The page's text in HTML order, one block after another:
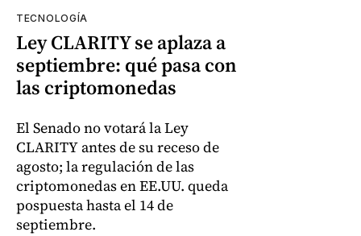
TECNOLOGÍA
Ley CLARITY se aplaza a
septiembre: qué pasa con
las criptomonedas
El Senado no votará la Ley
CLARITY antes de su receso de
agosto; la regulación de las
criptomonedas en EE.UU. queda
pospuesta hasta el 14 de
septiembre.